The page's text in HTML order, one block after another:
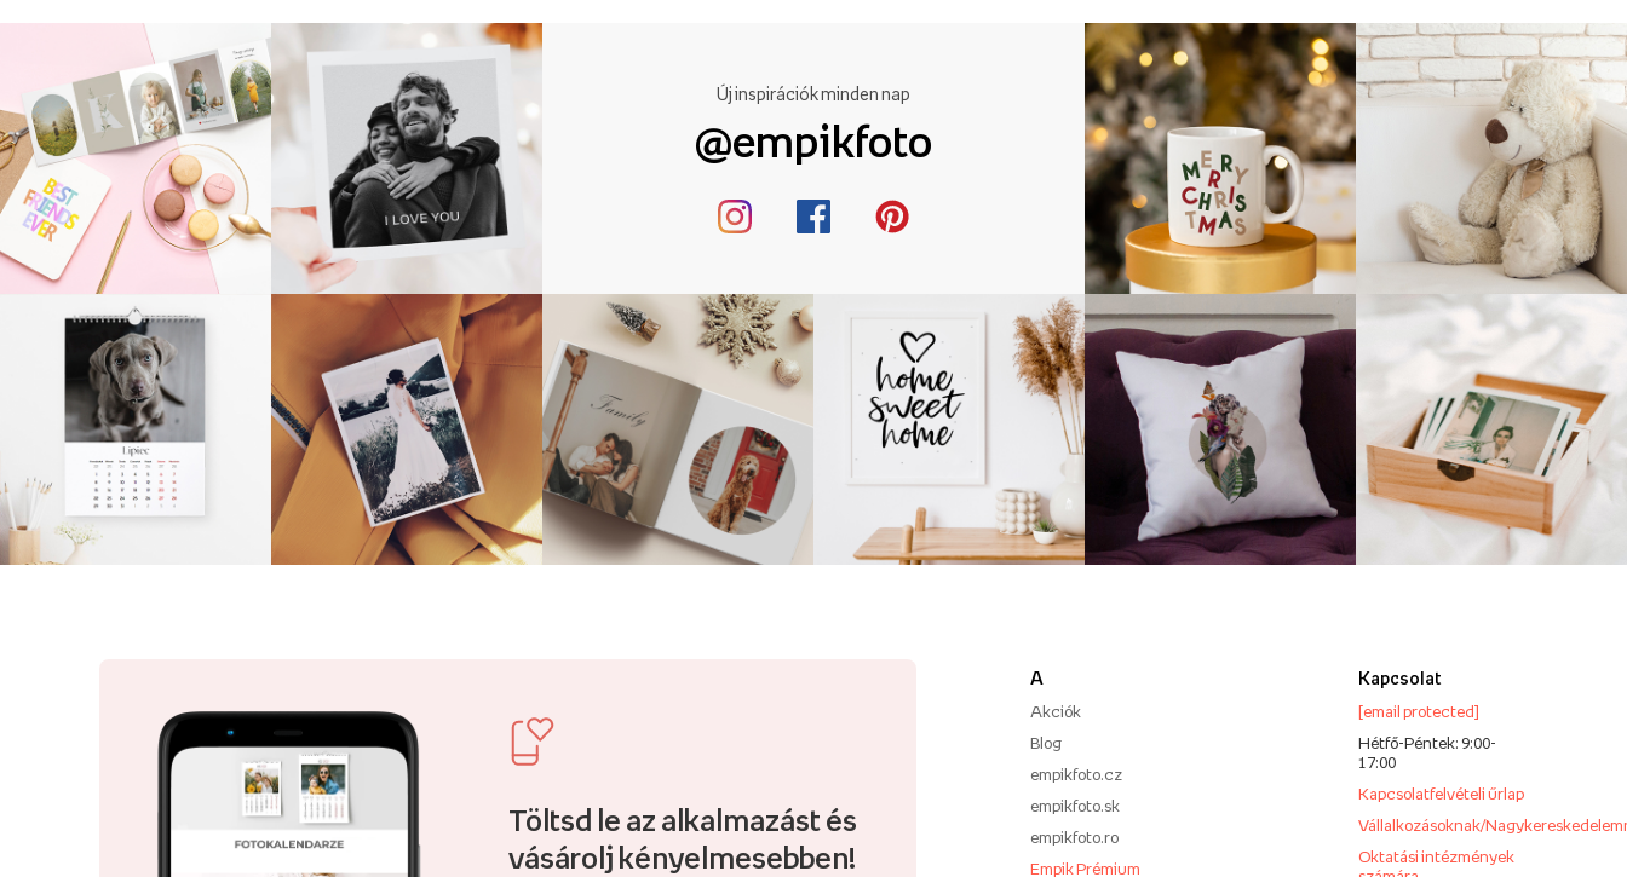
Új inspirációk minden nap
@empikfoto
Töltsd le az alkalmazást és
vásárolj kényelmesebben!
A
Akciók
Blog
empikfoto.cz
empikfoto.sk
empikfoto.ro
Empik Prémium
Kapcsolat
[email protected]
Hétfő-Péntek: 9:00-
17:00
Kapcsolatfelvételi űrlap
Vállalkozásoknak/
Oktatási intézmények